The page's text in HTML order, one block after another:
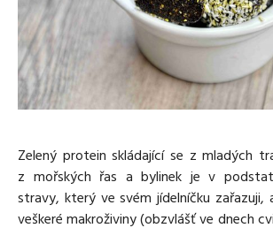
Cvičení
„Retro“ sestavy
Pro
Zelený protein skládající se z mladých
z mořských řas a bylinek je v
stravy, který ve svém jídelníčku zařazuji,
veškeré makroživiny (obzvlášť ve dnech